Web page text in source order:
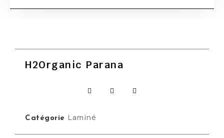
H2Organic Parana
Catégorie Laminé